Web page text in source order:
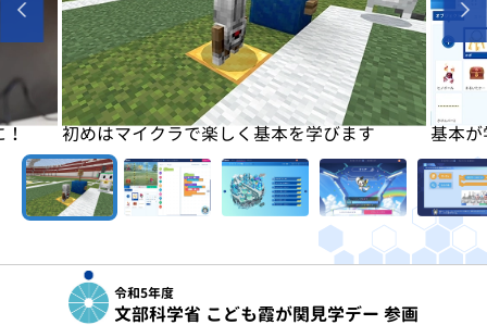
！ 初めはマイクラで楽しく基本を学びます 基本
令和5年度
文部科学省 こども霞が関見学デー 参画